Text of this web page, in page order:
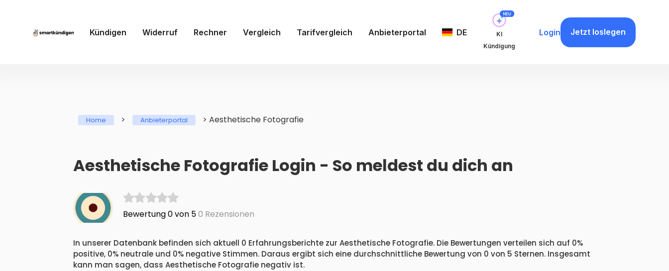
Kündigen Widerruf Rechner Vergleich Tarifvergleich Anbieterportal DE
KI
Kündigung
Login Jetzt loslegen
Home > Anbieterportal > Aesthetische Fotografie
Aesthetische Fotografie Login - So meldest du dich an
Bewertung 0 von 50 Rezensionen
In unserer Datenbank befinden sich aktuell 0 Erfahrungsberichte zur Aesthetische Fotografie. Die Bewertungen verteilen sich auf 0%
positive, 0% neutrale und 0% negative Stimmen. Daraus ergibt sich eine durchschnittliche Bewertung von 0 von 5 Sternen. Insgesamt
kann man sagen, dass Aesthetische Fotografie negativ ist.